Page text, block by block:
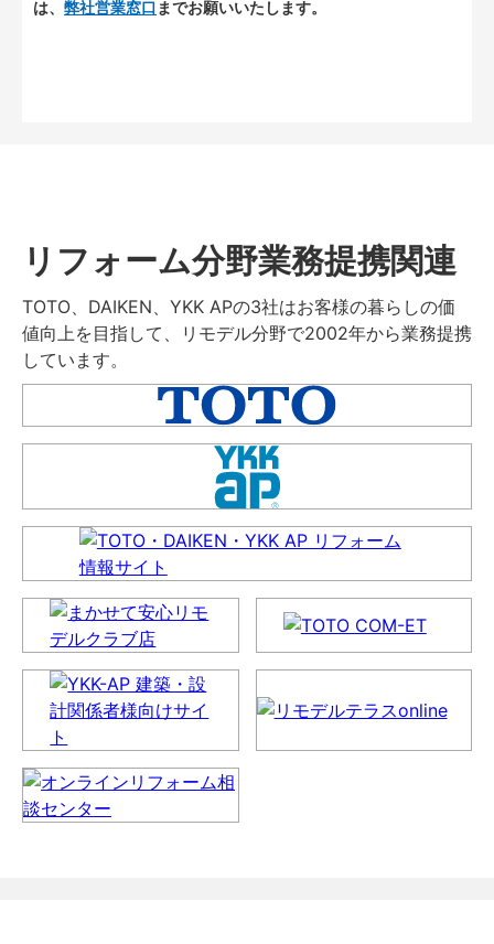
は、 弊社営業窓口 までお願いいたします。
リフォーム分野業務提携関連
TOTO、DAIKEN、YKK APの3社はお客様の暮らしの価
値向上を目指して、リモデル分野で2002年から業務提携
しています。